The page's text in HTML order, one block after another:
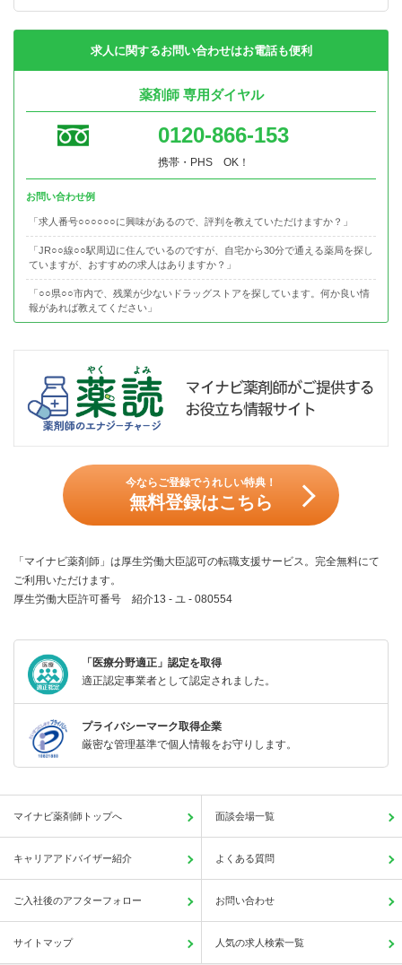
求人に関するお問い合わせはお電話も便利
薬剤師 専用ダイヤル
0120-866-153
携帯・PHS OK！
お問い合わせ例
「求人番号○○○○○○に興味があるので、評判を教えていただけますか？」
「JR○○線○○駅周辺に住んでいるのですが、自宅から30分で通える薬局を探し
ていますが、おすすめの求人はありますか？」
「○○県○○市内で、残業が少ないドラッグストアを探しています。何か良い情
報があれば教えてください」
今ならご登録でうれしい特典！
無料登録はこちら
「マイナビ薬剤師」は厚生労働大臣認可の転職支援サービス。完全無料にて
ご利用いただけます。
厚生労働大臣許可番号 紹介13 - ユ - 080554
「医療分野適正」認定を取得
適正認定事業者として認定されました。
プライバシーマーク取得企業
厳密な管理基準で個人情報をお守りします。
マイナビ薬剤師トップへ 面談会場一覧
キャリアアドバイザー紹介 よくある質問
ご入社後のアフターフォロー お問い合わせ
サイトマップ 人気の求人検索一覧